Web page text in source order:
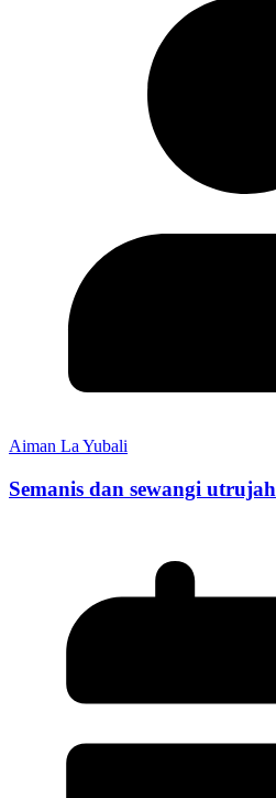
Aiman La Yubali
Semanis dan sewangi utrujah